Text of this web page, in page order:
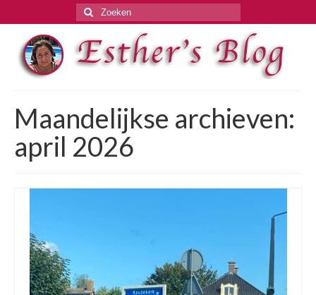
Zoeken
naar:
Maandelijkse archieven:
april 2026